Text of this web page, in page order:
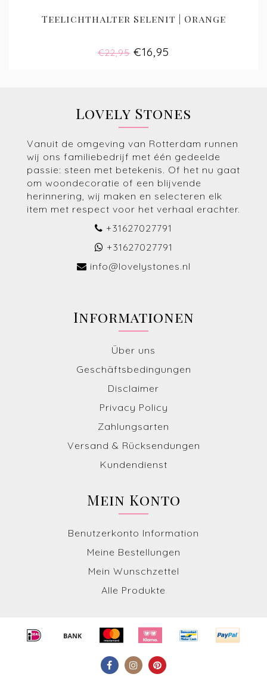
Teelichthalter Selenit | Orange
€22,95 €16,95
Lovely Stones
Vanuit de omgeving van Rotterdam runnen
wij ons familiebedrijf met één gedeelde
passie: steen met betekenis. Of het nu gaat
om woondecoratie of een blijvende
herinnering, wij maken en selecteren elk
item met respect voor het verhaal erachter.
+31627027791
+31627027791
info@lovelystones.nl
Informationen
Über uns
Geschäftsbedingungen
Disclaimer
Privacy Policy
Zahlungsarten
Versand & Rücksendungen
Kundendienst
Mein Konto
Benutzerkonto Information
Meine Bestellungen
Mein Wunschzettel
Alle Produkte